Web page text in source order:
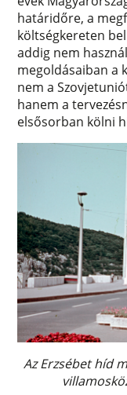
határidőre, a
költségkereten
addig nem
megoldásaiban a
nem a
hanem a
elsősorban kölni
Az Erzsébet híd